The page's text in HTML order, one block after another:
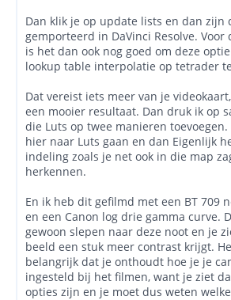
Dan klik je op update lists en dan zijn
gemporteerd in DaVinci Resolve.
is het dan ook nog goed om deze
lookup table interpolatie op tetrader
Dat vereist iets meer van je
een mooier resultaat. Dan druk ik op
die Luts op twee manieren toevoegen.
hier naar Luts gaan en dan Eigenlijk
indeling zoals je net ook in die map
herkennen.
En ik heb dit gefilmd met een BT 709
en een Canon log drie gamma curve.
gewoon slepen naar deze noot en je
beeld een stuk meer contrast krijgt.
belangrijk dat je onthoudt hoe je je
ingesteld bij het filmen, want je ziet
opties zijn en je moet dus weten